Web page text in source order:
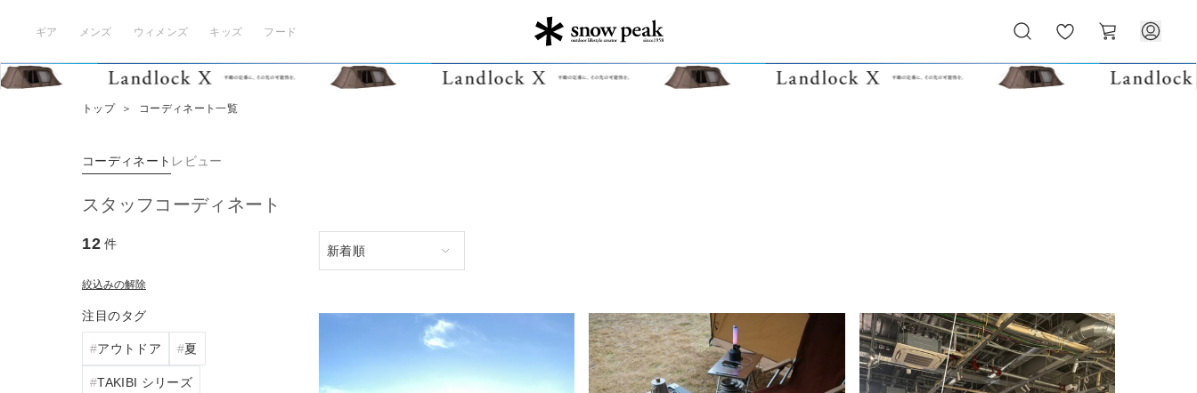
ギア メンズ ウィメンズ キッズ フード
気
に
ー
ト
トップ ＞ コーディネート一覧
コーディネート レビュー
スタッフコーディネート
12 件
絞込みの解除
注目のタグ
アウトドア 夏
TAKIBI シリーズ